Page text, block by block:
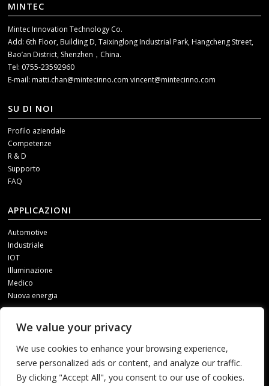
We value your privacy
We use cookies to enhance your browsing experience,
serve personalized ads or content, and analyze our traffic.
By clicking "Accept All", you consent to our use of cookies.
MINTEC
Mintec Innovation Technology Co.
Add: 6th Floor, Building D, Taixinglong Industrial Park, Hangcheng Street,
Bao’an District, Shenzhen，China.
Tel: 0755-23592960
E-mail:matti.chan@mintecinno.comvincent@mintecinno.com
SU DI NOI
Profilo aziendale
Competenze
R & D
Supporto
FAQ
APPLICAZIONI
Automotive
Industriale
IOT
Illuminazione
Medico
Nuova energia
SOCIAL MEDIA
Per ricevere i nostri aggiornamenti, contattateci attraverso uno dei
seguenti canali.